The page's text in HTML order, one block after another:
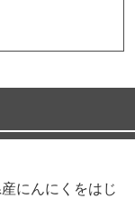
にんにくをはじ